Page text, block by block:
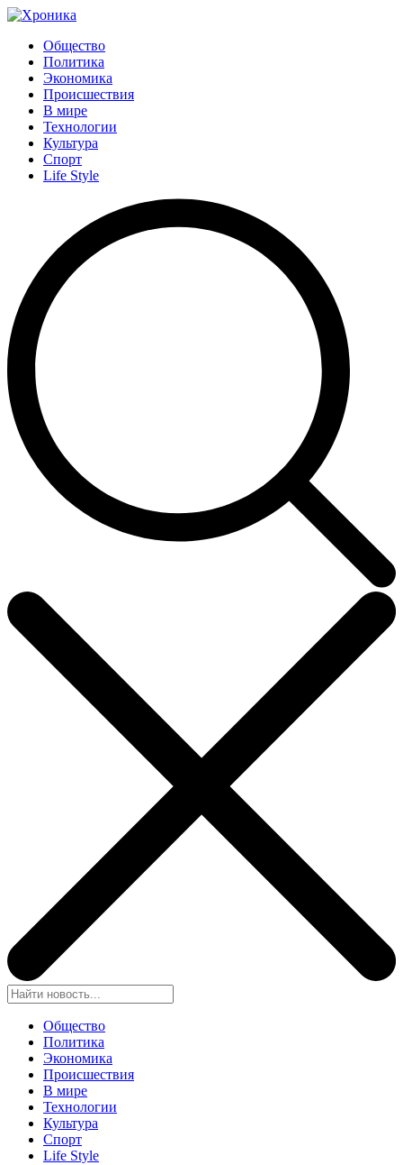
Общество
Политика
Экономика
Происшествия
В мире
Технологии
Культура
Спорт
Life Style
Общество
Политика
Экономика
Происшествия
В мире
Технологии
Культура
Спорт
Life Style